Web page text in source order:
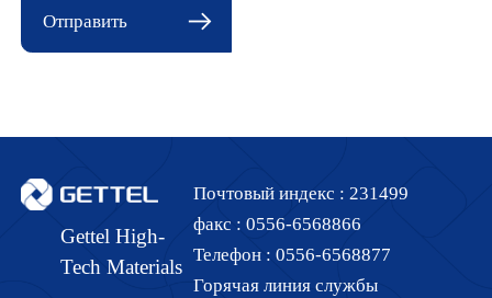
Отправить
Gettel High-
Tech Materials
Почтовый индекс : 231499
факс : 0556-6568866
Телефон : 0556-6568877
Горячая линия службы